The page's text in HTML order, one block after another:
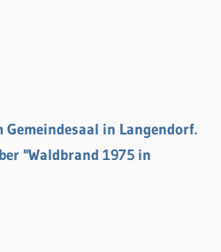
in Langendorf.
"Waldbrand 1975 in